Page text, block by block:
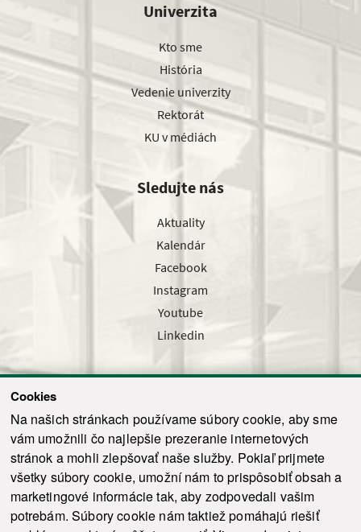
Cookies
Na našich stránkach používame súbory cookie, aby sme
vám umožnili čo najlepšie prezeranie internetových
stránok a mohli zlepšovať naše služby. Pokiaľ prijmete
všetky súbory cookie, umožní nám to prispôsobiť obsah a
marketingové informácie tak, aby zodpovedali vašim
potrebám. Súbory cookie nám taktiež pomáhajú riešiť
Univerzita
Kto sme
História
Vedenie univerzity
Rektorát
KU v médiách
Sledujte nás
Aktuality
Kalendár
Facebook
Instagram
Youtube
Linkedin
Odoslať